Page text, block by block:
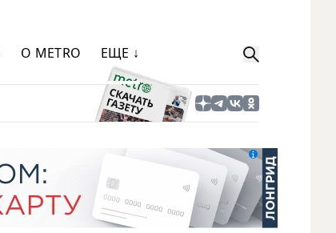
О METRO ЕЩЕ ↓